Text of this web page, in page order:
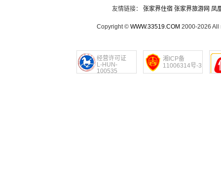
友情链接： 张家界住宿 张家界旅游网 凤
Copyright © WWW.33519.COM 2000-2026 All
经营许可证
L-HUN-
100535
湘ICP备
11006314号-3